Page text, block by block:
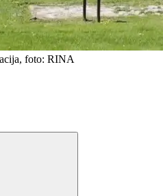
foto: RINA